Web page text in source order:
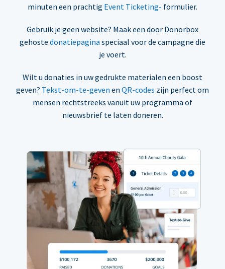
minuten een prachtig Event Ticketing- formulier.
Gebruik je geen website? Maak een door Donorbox
gehoste donatiepagina speciaal voor de campagne die
je voert.
Wilt u donaties in uw gedrukte materialen een boost
geven? Tekst-om-te-geven en QR-codes zijn perfect om
mensen rechtstreeks vanuit uw programma of
nieuwsbrief te laten doneren.